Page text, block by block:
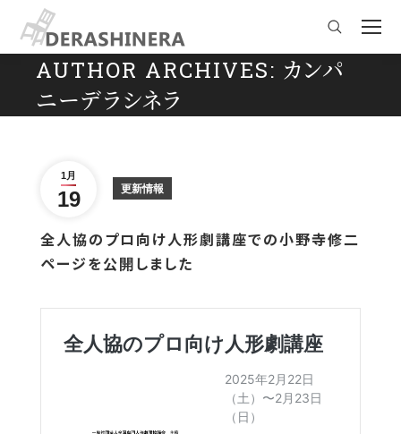
Search:
AUTHOR ARCHIVES: カンパ
ニーデラシネラ
1月
19 更新情報
全人協のプロ向け人形劇講座での小野寺修二
ページを公開しました